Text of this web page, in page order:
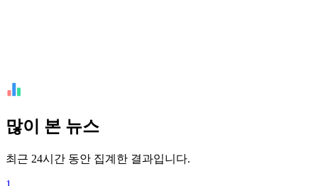
많이 본 뉴스
최근 24시간 동안 집계한 결과입니다.